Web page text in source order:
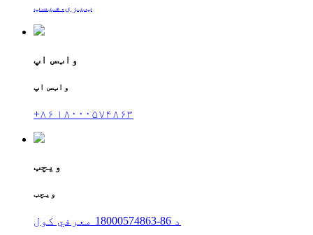
ټیری.هیسټ
واټس اپ
واټس اپ
+۸۶ ۱۸۰۰۰۵۷۴۸۶۳
ویچټ
ویچټ
د 86-18000574863 معرفي کول